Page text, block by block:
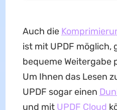
Auch die
ist mit UPDF möglich,
bequeme Weitergabe
Um Ihnen das Lesen
UPDF sogar einen
und mit UPDF Cloud